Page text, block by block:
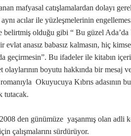
mafyasal catışlamalardan dolayı
acılar ile yüzleşmelerinin
belirtmiş olduğu gibi “ Bu güzel
anasız babasız kalmasın, hiç kimse
geçirmesin”. Bu ifadeler ile kitabın
olaylarının boyutu hakkında bir mesaj
Okuyucuya Kıbrıs adasının
tutacak.
den günümüze yaşanmış olan adli
çalışmalarını sürdürüyor.